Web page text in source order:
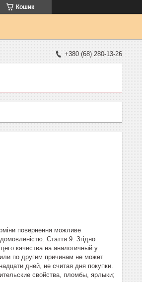
Кошик
+380 (68) 280-13-26
повернення можливе
Стаття 9. Згідно
качества на аналогичный у
по другим причинам не может
дней, не считая дня покупки.
свойства, пломбы, ярлыки;